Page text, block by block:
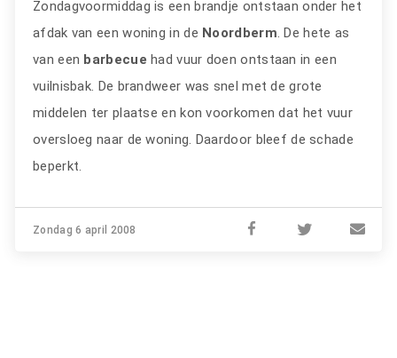
Zondagvoormiddag is een brandje ontstaan onder het
afdak van een woning in de Noordberm. De hete as
van een barbecue had vuur doen ontstaan in een
vuilnisbak. De brandweer was snel met de grote
middelen ter plaatse en kon voorkomen dat het vuur
oversloeg naar de woning. Daardoor bleef de schade
beperkt.
Zondag 6 april 2008